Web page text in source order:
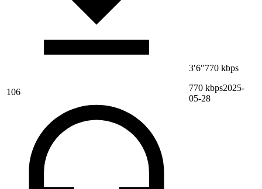
106
3′6″770 kbps
770 kbps2025-
05-28